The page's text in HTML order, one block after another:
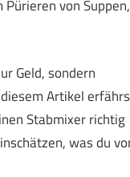
von Suppen,
Geld, sondern
Artikel
Stabmixer richtig
was du